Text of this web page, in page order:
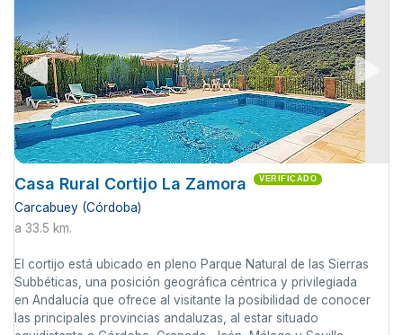
Casa Rural Cortijo La Zamora VERIFICADO
Carcabuey (Córdoba)
a 33.5 km.
El cortijo está ubicado en pleno Parque Natural de las Sierras
Subbéticas, una posición geográfica céntrica y privilegiada
en Andalucía que ofrece al visitante la posibilidad de conocer
las principales provincias andaluzas, al estar situado